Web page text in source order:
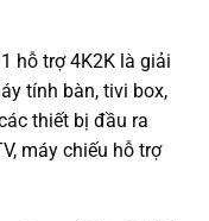
hỗ trợ 4K2K là giải
tính bàn, tivi box,
thiết bị đầu ra
máy chiếu hỗ trợ